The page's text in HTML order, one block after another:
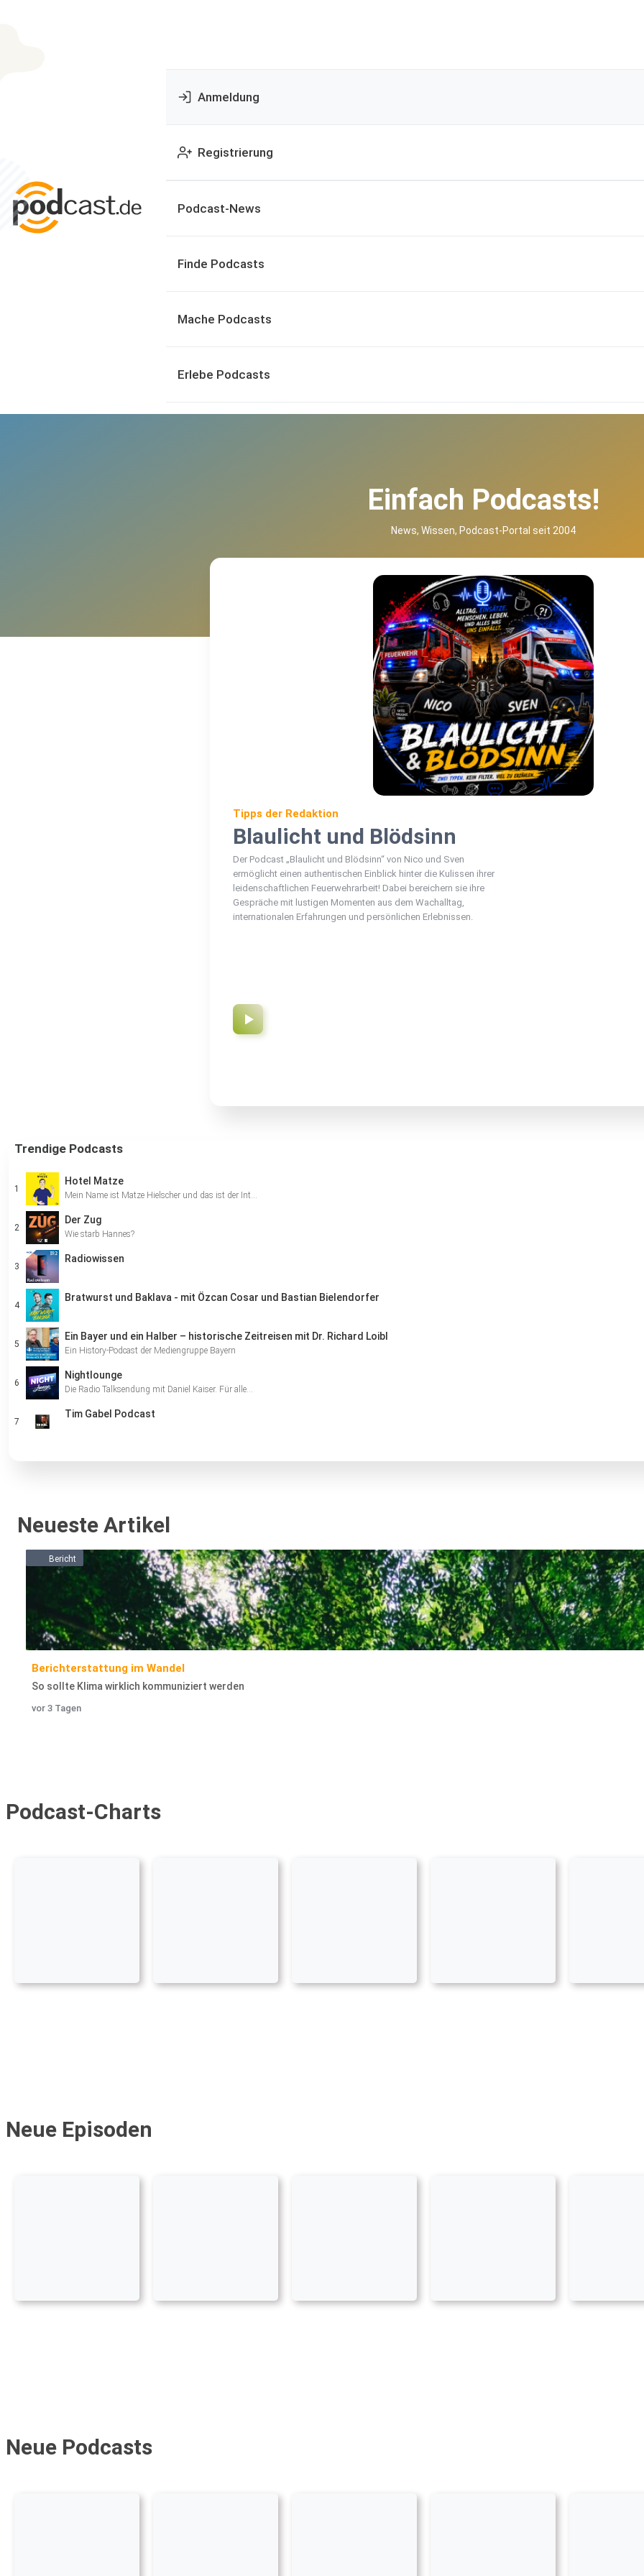
Anmeldung
Registrierung
Podcast-News
Finde Podcasts
Mache Podcasts
Erlebe Podcasts
Einfach Podcasts!
News, Wissen, Podcast-Portal seit 2004
Tipps der Redaktion
Blaulicht und Blödsinn
Der Podcast „Blaulicht und Blödsinn“ von Nico und Sven
ermöglicht einen authentischen Einblick hinter die Kulissen ihrer
leidenschaftlichen Feuerwehrarbeit! Dabei bereichern sie ihre
Gespräche mit lustigen Momenten aus dem Wachalltag,
internationalen Erfahrungen und persönlichen Erlebnissen.
Trendige Podcasts
Hotel Matze
Mein Name ist Matze Hielscher und das ist der Int…
Der Zug
Wie starb Hannes?
Radiowissen
Bratwurst und Baklava - mit Özcan Cosar und Bastian Bielendorfer
Ein Bayer und ein Halber – historische Zeitreisen mit Dr. Richard Loibl
Ein History-Podcast der Mediengruppe Bayern
Nightlounge
Die Radio Talksendung mit Daniel Kaiser. Für alle…
Tim Gabel Podcast
Neueste Artikel
Bericht
Berichterstattung im Wandel
So sollte Klima wirklich kommuniziert werden
vor 3 Tagen
Podcast-Charts
Neue Episoden
Neue Podcasts